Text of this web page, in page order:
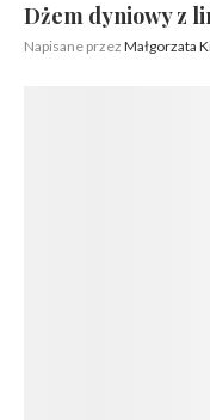
Dżem dyniowy z
Napisane przez Małgorzata